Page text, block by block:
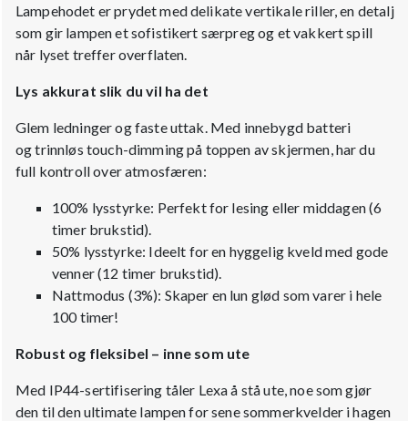
Lampehodet er prydet med delikate vertikale riller, en detalj
som gir lampen et sofistikert særpreg og et vakkert spill
når lyset treffer overflaten.
Lys akkurat slik du vil ha det
Glem ledninger og faste uttak. Med innebygd batteri
og trinnløs touch-dimming på toppen av skjermen, har du
full kontroll over atmosfæren:
100% lysstyrke: Perfekt for lesing eller middagen (6
timer brukstid).
50% lysstyrke: Ideelt for en hyggelig kveld med gode
venner (12 timer brukstid).
Nattmodus (3%): Skaper en lun glød som varer i hele
100 timer!
Robust og fleksibel – inne som ute
Med IP44-sertifisering tåler Lexa å stå ute, noe som gjør
den til den ultimate lampen for sene sommerkvelder i hagen